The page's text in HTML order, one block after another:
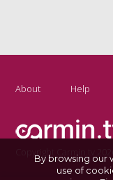
About Help
Copyright Carmin.tv 2026
By browsing our
use of